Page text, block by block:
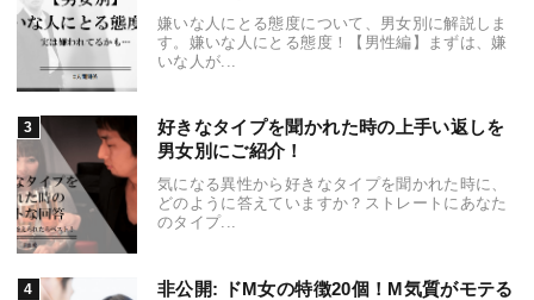
嫌いな人にとる態度について、男女別に解説しま
す。嫌いな人にとる態度！【男性編】まずは、嫌
いな人が...
好きなタイプを聞かれた時の上手い返しを
男女別にご紹介！
気になる異性から好きなタイプを聞かれた時に、
どのように答えていますか？ストレートにあなた
のタイプ...
非公開: ドM女の特徴20個！M気質がモテる